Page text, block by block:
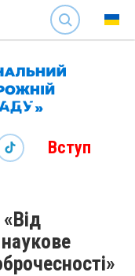
SEARCH
Вступ